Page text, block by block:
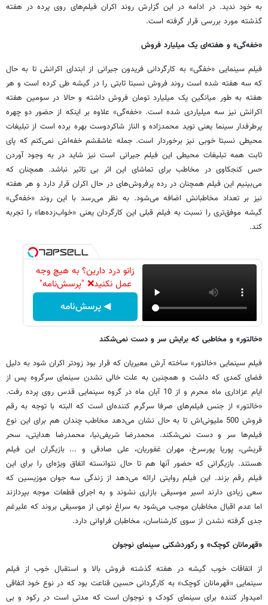
به خود ندید. در ادامه در این گزارش روند اکران فیلم‌های روی پرده در هفته
گذشته مورد بررسی قرار گرفته است.
«خفه‌گی» و هفته‌ای یک میلیارد فروش
فیلم سینمایی «خفگی» به کارگردانی فریدون جیرانی از ابتدای اکرانش تا به حال
که سه هفته شده است روند فروش نسبتا ثابتی را در گیشه طی کرده است و هر
هفته به طور میانگین یک میلیارد تومان فروش داشته و حالا در سومین هفته
اکرانش نیز سه میلیاردی شده است. «خفه‌گی» علاوه بر اینکه از حضور دو چهره
پرطرفدار سینما یعنی نوید محمدزاده و الناز شاکردوست بهره برده است از تبلیغات
محیطی نسبتا خوبی نیز برخوردار است. جمله عاشقشم خفه‌اش نمی‌کنم که پای
ثابت همه تبلیغات محیطی این فیلم جیرانی است نیز شاید در به وجود آوردن
حس کنجکاوی در مخاطب برای تماشای این اثر بی تاثیر نباشد. همچنان که
می‌بینیم این فیلم همچنان در رده پرفروش‌های در حال اکران قرار دارد و هر هفته
نیز بر تعداد مخاطبانش اضافه می‌شود. به نظر می‌رسد با این روند «خفه‌گی»
گیشه موفق‌تری را نسبت به فیلم قبلی این کارگردان یعنی «خواب‌زده‌ها» را تجربه
کند.
زانو درد دارین؟ به هیچ وجه
عمل نکنید❌ "پرسش‌نامه"
◀ پرسش‌نامه
«خالتور» و مخاطبی که برایش سر و دست نمی‌شکند
فیلم سینمایی «خالتور» ساخته آرش معیریان که قرار بود زودتر اکران شود به دلیل
فضای کمدی که داشت و همچنین به علت خالی نشدن سینمای سرگروه پس از
ایام عزاداری ماه محرم و از 10 آبان ماه در گروه سینمایی قدس روی پرده رفت.
«خالتور» از جنس فیلم‌های صرفا سرگرم کننده‌ای است که البته با توجه به رقم
فروش 500 ملیونی‌اش تا به حال نشان می‌دهد مخاطب چندان هم برای این نوع
فیلم‌ها سر و دست نمی‌شکند. محمدرضا شریفی‌نیا، محمدرضا هدایتی، سحر
قریشی، پوریا پورسرخ، مهران غفوریان، علی صادقی و ... بازیگران این فیلم
هستند. بازیگرانی که حضور آنها هم تا حال نتوانسته اتفاق ویژه‌ای را برای این
فیلم رقم بزند. این فیلم روایتی ارائه می‌دهد از زندگی سه جوان موزیسین که
سعی زیادی دارند اسیر موسیقی بازاری نشوند و به اجرای قطعات موجه بپردازند
اما عدم اقبال مخاطبان موجب می‌شود به سراغ نوعی از موسیقی بروند که علیرغم
جدی گرفته نشدن از سوی کارشناسان، مخاطبان فراوانی دارد.
«قهرمانان کوچک» و رکوردشکنی سینمای نوجوان
از اتفاقات خوب گیشه در هفته گذشته فروش بالا و استقبال خوب از فیلم
سینمایی «قهرمانان کوچک» به کارگردانی حسین قناعت بود که در نوع خود اتفاقی
امیدوار کننده برای سینمای کودک و نوجوان است که مدتی است در رکود و بی